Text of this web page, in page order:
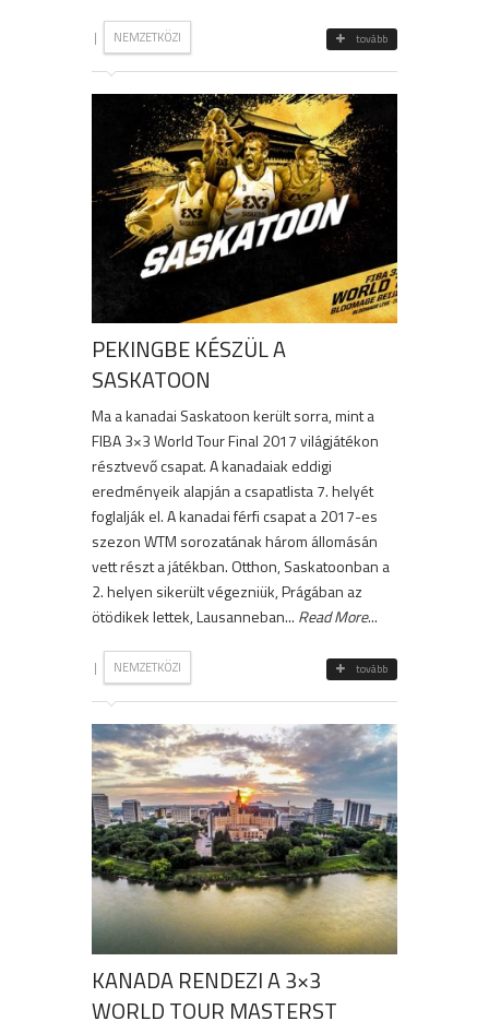
| NEMZETKÖZI tovább
PEKINGBE KÉSZÜL A
SASKATOON
Ma a kanadai Saskatoon került sorra, mint a
FIBA 3×3 World Tour Final 2017 világjátékon
résztvevő csapat. A kanadaiak eddigi
eredményeik alapján a csapatlista 7. helyét
foglalják el. A kanadai férfi csapat a 2017-es
szezon WTM sorozatának három állomásán
vett részt a játékban. Otthon, Saskatoonban a
2. helyen sikerült végezniük, Prágában az
ötödikek lettek, Lausanneban... Read More...
| NEMZETKÖZI tovább
KANADA RENDEZI A 3×3
WORLD TOUR MASTERST